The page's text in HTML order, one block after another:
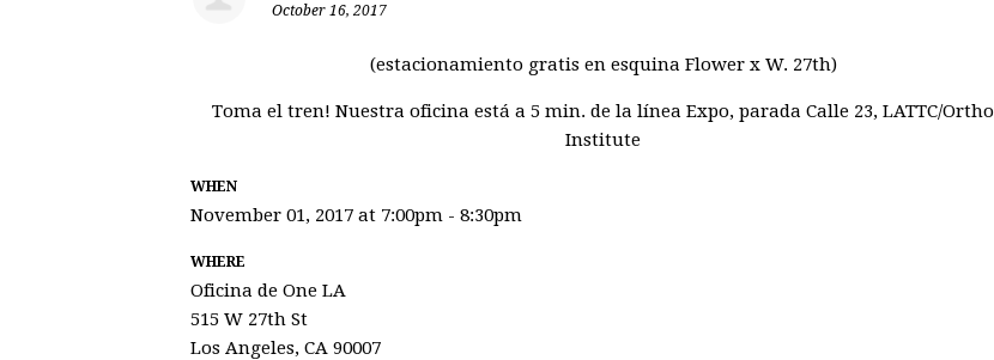
October 16, 2017
(estacionamiento gratis en esquina Flower x W. 27th)
Toma el tren! Nuestra oficina está a 5 min. de la línea Expo, parada Calle 23, LATTC/Ortho
Institute
WHEN
November 01, 2017 at 7:00pm - 8:30pm
WHERE
Oficina de One LA
515 W 27th St
Los Angeles, CA 90007